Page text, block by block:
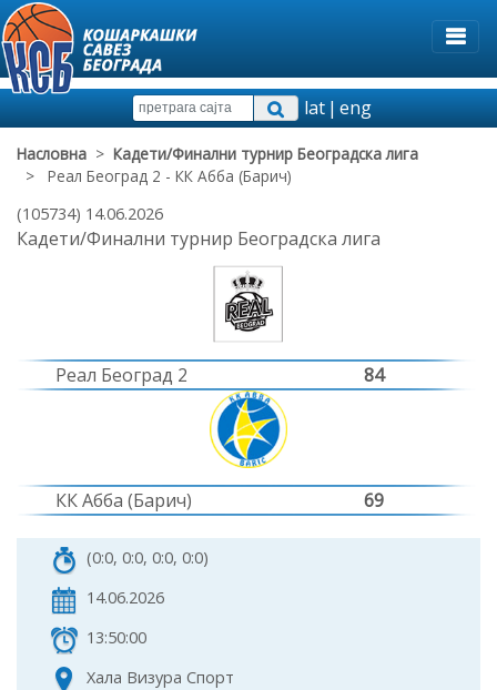
lat|eng
Насловна > Кадети/Финални турнир Београдска лига
> Реал Београд 2 - КК Абба (Барич)
(105734) 14.06.2026
Кадети/Финални турнир Београдска лига
Реал Београд 2 84
КК Абба (Барич) 69
(0:0, 0:0, 0:0, 0:0)
14.06.2026
13:50:00
Хала Визура Спорт